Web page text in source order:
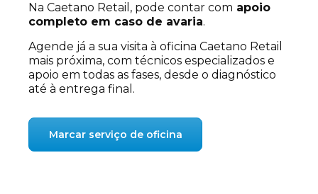
Na Caetano Retail, pode contar com apoio
completo em caso de avaria.
Agende já a sua visita à oficina Caetano Retail
mais próxima, com técnicos especializados e
apoio em todas as fases, desde o diagnóstico
até à entrega final.
Marcar serviço de oficina